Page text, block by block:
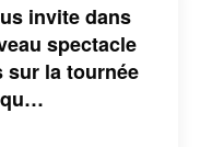
invite dans
spectacle
sur la tournée
qu…